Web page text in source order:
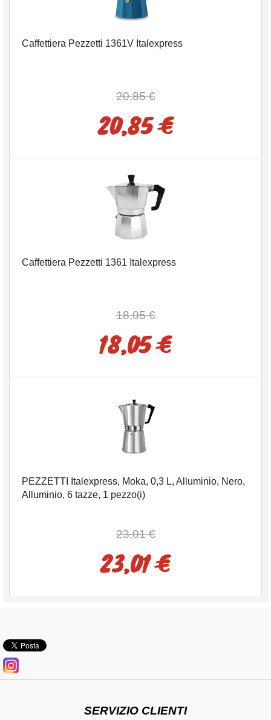
Caffettiera Pezzetti 1361V Italexpress
20,85 €
20,85 €
Caffettiera Pezzetti 1361 Italexpress
18,05 €
18,05 €
PEZZETTI Italexpress, Moka, 0,3 L, Alluminio, Nero,
Alluminio, 6 tazze, 1 pezzo(i)
23,01 €
23,01 €
SERVIZIO CLIENTI